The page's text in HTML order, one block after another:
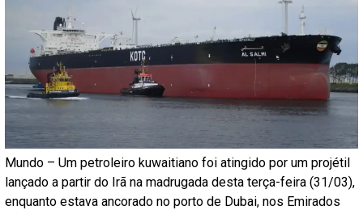
Mundo – Um petroleiro kuwaitiano foi atingido por um projétil
lançado a partir do Irã na madrugada desta terça-feira (31/03),
enquanto estava ancorado no porto de Dubai, nos Emirados